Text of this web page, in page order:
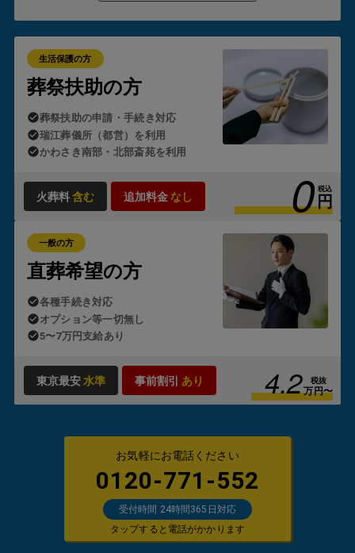
ん。これが「生活保護のお葬式」の葬儀が0円でご利用いただ
ける理由です。
ただし、制度の適用にはいくつかの要件があります。
・故人または喪主となる方が生活保護受給者であること
・故人の預貯金や遺留金がほとんどないこと
・ご遺族の方の資産状況に著しい余裕がないこと
のお葬式」では
ケースワーカー様とのやり取りや申請手続き
も含め、すべて代行しております。
生活保護の方
葬祭扶助の方
葬祭扶助の申請・手続き対応
瑞江葬儀所（都営）を利用
かわさき南部・北部斎苑を利用
火葬料含む 追加料金 なし 0 税込
円
一般の方
直葬希望の方
各種手続き対応
オプション等一切無し
5〜7万円支給あり
東京最安水準 事前割引 あり 4.2 税抜
万円〜
お気軽にお電話ください
0120-771-552
受付時間 24時間365日対応
タップすると電話がかかります